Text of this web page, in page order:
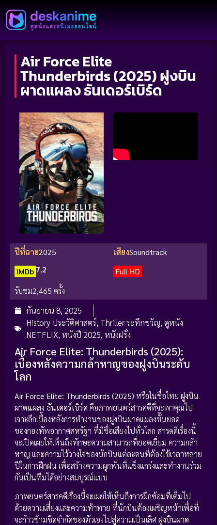
Air Force Elite
Thunderbirds (2025) ฝูงบิน
ผาดแผลง ธันเดอร์เบิร์ด
ปีที่ฉาย2025 เสียงSoundtrack
IMDb 7.2
Full HD
รับชม2,465 ครั้ง
กันยายน 8, 2025
History ประวัติศาสตร์, Thriller ระทึกขวัญ, ดูหนัง
NETFLIX, หนังปี 2025, หนังฝรั่ง
Air Force Elite: Thunderbirds (2025):
เบื้องหลังความกล้าหาญของฝูงบินระดับ
โลก
Air Force Elite: Thunderbirds (2025) หรือในชื่อไทย ฝูงบิน
ผาดแผลง ธันเดอร์เบิร์ด คือภาพยนตร์สารคดีที่จะพาคุณไป
เจาะลึกเบื้องหลังการทำงานของฝูงบินผาดแผลงชั้นยอด
ของกองทัพอากาศสหรัฐฯ ที่มีชื่อเสียงไปทั่วโลก สารคดีเรื่องนี้
จะเปิดเผยให้เห็นถึงทักษะความสามารถที่ยอดเยี่ยม ความกล้า
หาญ และความไว้วางใจของนักบินแต่ละคนที่ต้องใช้เวลาหลาย
ปีในการฝึกฝน เพื่อสร้างความผูกพันที่แข็งแกร่งและทำงานร่วม
กันเป็นทีมได้อย่างสมบูรณ์แบบ
ภาพยนตร์สารคดีเรื่องนี้จะเผยให้เห็นถึงการฝึกซ้อมที่เต็มไป
ด้วยความเสี่ยงและความท้าทาย ที่นักบินต้องเผชิญหน้าเพื่อที่
จะก้าวข้ามขีดจำกัดของตัวเองไปสู่ความเป็นเลิศ ฝูงบินผาด